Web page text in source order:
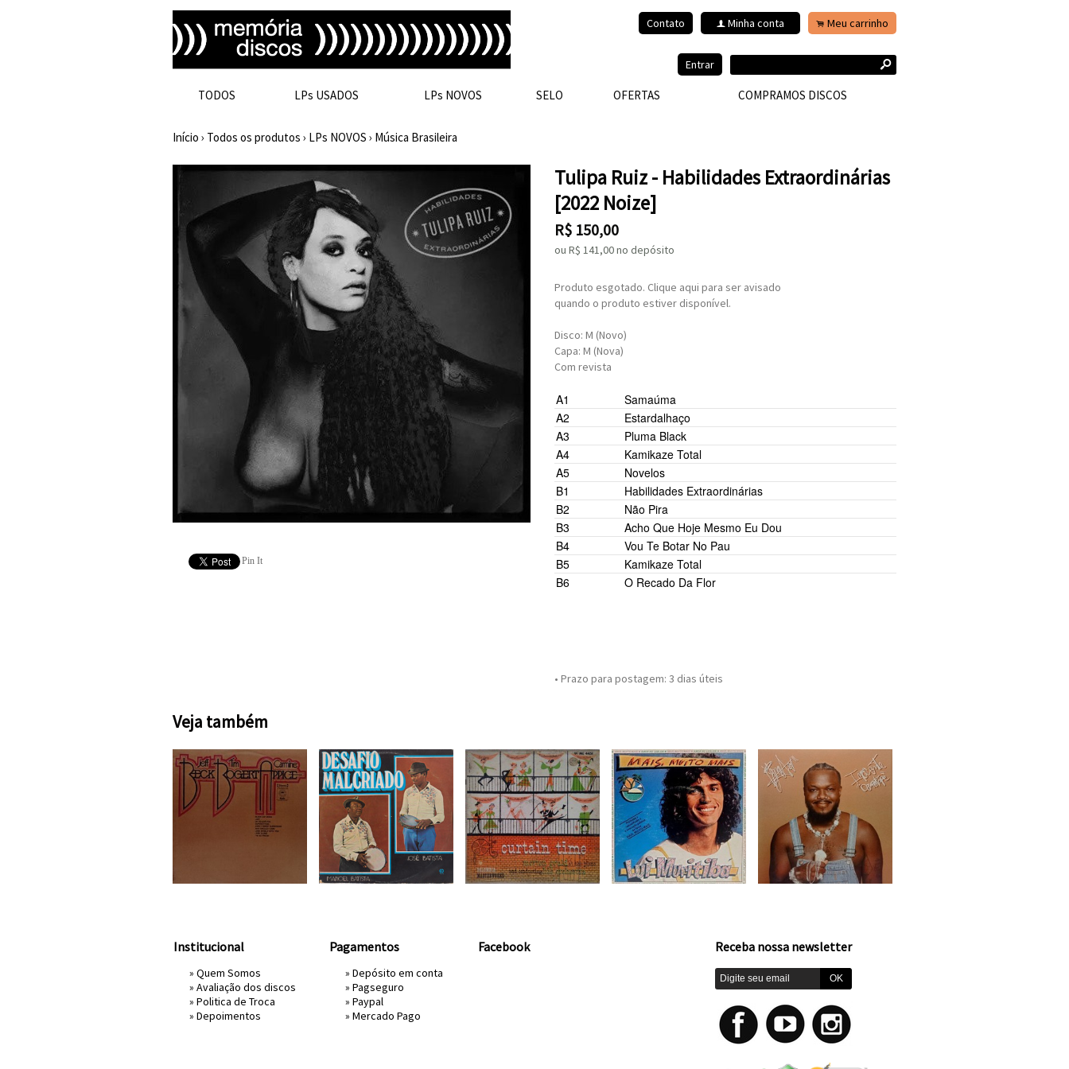
Contato f Minha conta . Meu carrinho
Entrar s
TODOS LPs USADOS LPs NOVOS SELO OFERTAS COMPRAMOS DISCOS
Início › Todos os produtos › LPs NOVOS › Música Brasileira
Pin It
Tulipa Ruiz - Habilidades Extraordinárias
[2022 Noize]
R$ 150,00
ou R$ 141,00no depósito
Produto esgotado. Clique aqui para ser avisado
quando o produto estiver disponível.
Disco: M (Novo)
Capa: M (Nova)
Com revista
A1
Samaúma
A2
Estardalhaço
A3
Pluma Black
A4
Kamikaze Total
A5
Novelos
B1
Habilidades Extraordinárias
B2
Não Pira
B3
Acho Que Hoje Mesmo Eu Dou
B4
Vou Te Botar No Pau
B5
Kamikaze Total
B6
O Recado Da Flor
• Prazo para postagem: 3 dias úteis
Veja também
Institucional
» Quem Somos
» Avaliação dos discos
» Politica de Troca
» Depoimentos
Pagamentos
» Depósito em conta
» Pagseguro
» Paypal
» Mercado Pago
Facebook Receba nossa newsletter